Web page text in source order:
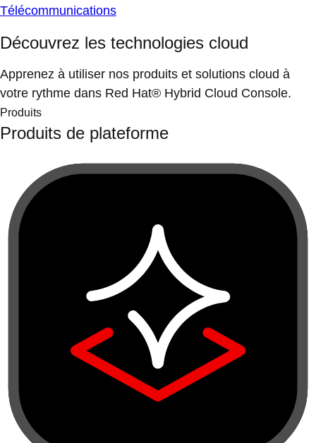
Télécommunications
Découvrez les technologies cloud
Apprenez à utiliser nos produits et solutions cloud à
votre rythme dans Red Hat® Hybrid Cloud Console.
Produits
Produits de plateforme